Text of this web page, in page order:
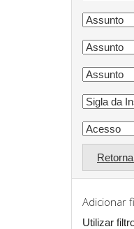
Adicionar
Utilizar